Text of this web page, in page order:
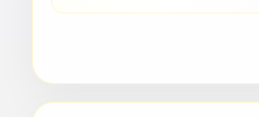
این دید در شب رنگی به وسیله led های وارملایت که در دو ردیف
پوشش دید در شب full color در دوربین کلارنت CCP-